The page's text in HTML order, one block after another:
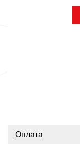
Оплата